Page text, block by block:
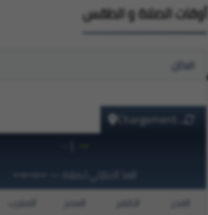
أوقات الصلاة و الطقس
الاذان
Chargement...
العدّ التنازلي لـصلاة
الفجر الظهر العصر المغرب